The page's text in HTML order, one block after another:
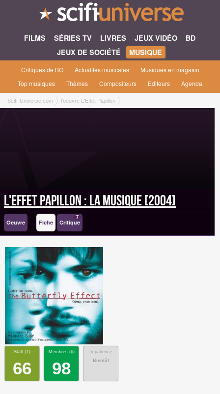
FILMS SÉRIES TV LIVRES JEUX VIDÉO
BD
JEUX DE SOCIÉTÉ
MUSIQUE
Critiques de BO Actualités musicales
Musiques en magasin
Top musiques
Thèmes Compositeurs Editeurs Agenda
Scifi-Universe.com
l'oeuvre L'Effet Papillon
L'effet papillon : la musique [2004]
L'effet papillon : la musique [2004]
Oeuvre Fiche Critique
7
Staff (1)
66
Membres (6)
98
Impatience
Bientôt